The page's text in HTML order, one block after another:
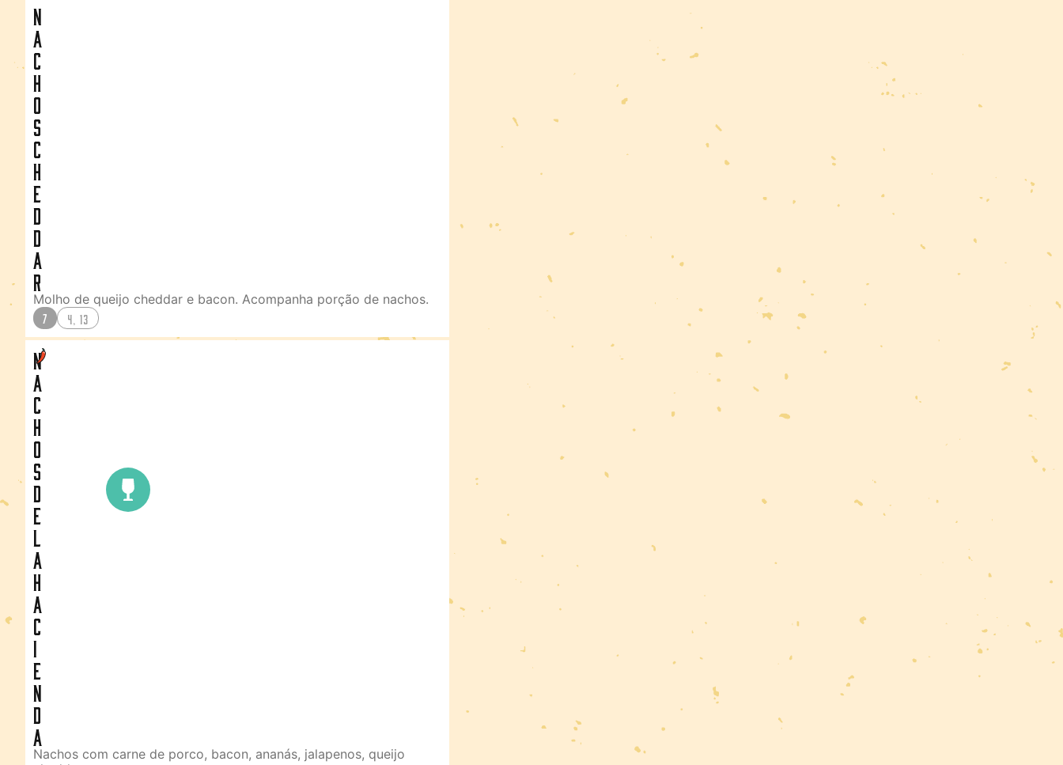
N
a
c
h
o
s
C
h
e
d
d
a
r
Molho de queijo cheddar e bacon. Acompanha porção de nachos.
7
4, 13
N
a
c
h
o
s
D
e
L
a
H
a
c
i
e
n
d
a
Nachos com carne de porco, bacon, ananás, jalapenos, queijo